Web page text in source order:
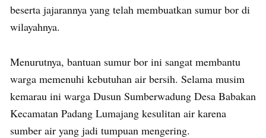
beserta jajarannya yang telah membuatkan sumur bor di
wilayahnya.
Menurutnya, bantuan sumur bor ini sangat membantu
warga memenuhi kebutuhan air bersih. Selama musim
kemarau ini warga Dusun Sumberwadung Desa Babakan
Kecamatan Padang Lumajang kesulitan air karena
sumber air yang jadi tumpuan mengering.